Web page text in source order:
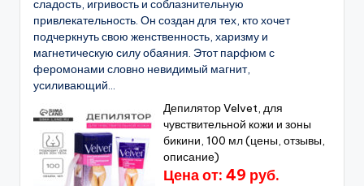
сладость, игривость и соблазнительную
привлекательность. Он создан для тех, кто хочет
подчеркнуть свою женственность, харизму и
магнетическую силу обаяния. Этот парфюм с
феромонами словно невидимый магнит,
усиливающий...
Депилятор Velvet, для
чувствительной кожи и зоны
бикини, 100 мл (цены, отзывы,
описание)
Цена от: 49 руб.